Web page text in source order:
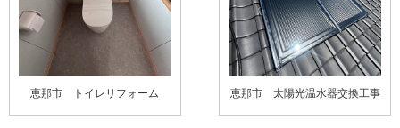
恵那市 トイレリフォーム 恵那市 太陽光温水器交換工事